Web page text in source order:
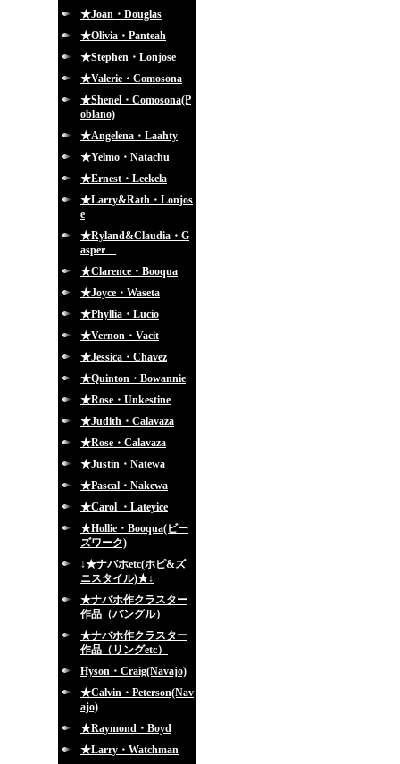
★Joan・Douglas
★Olivia・Panteah
★Stephen・Lonjose
★Valerie・Comosona
★Shenel・Comosona(P
oblano)
★Angelena・Laahty
★Yelmo・Natachu
★Ernest・Leekela
★Larry&Rath・Lonjos
e
★Ryland&Claudia・G
asper
★Clarence・Booqua
★Joyce・Waseta
★Phyllia・Lucio
★Vernon・Vacit
★Jessica・Chavez
★Quinton・Bowannie
★Rose・Unkestine
★Judith・Calavaza
★Rose・Calavaza
★Justin・Natewa
★Pascal・Nakewa
★Carol ・Lateyice
★Hollie・Booqua(ビー
ズワーク)
↓★ナバホetc(ホピ&ズ
ニスタイル)★↓
★ナバホ作クラスター
作品（バングル）
★ナバホ作クラスター
作品（リングetc）
Hyson・Craig(Navajo)
★Calvin・Peterson(Nav
ajo)
★Raymond・Boyd
★Larry・Watchman